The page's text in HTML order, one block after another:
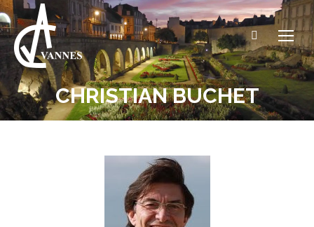
Recherche
:
CHRISTIAN BUCHET
Vous êtes ici :